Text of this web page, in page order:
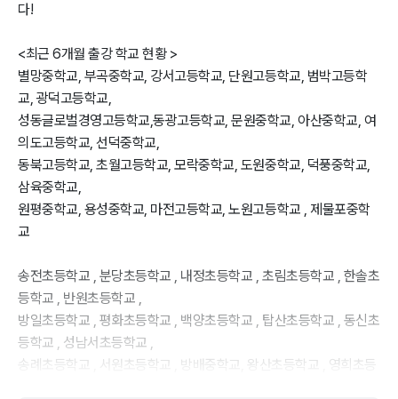
다!
<최근 6개월 출강 학교 현황 >
별망중학교, 부곡중학교, 강서고등학교, 단원고등학교, 범박고등학
교, 광덕고등학교,
성동글로벌경영고등학교,동광고등학교, 문원중학교, 아산중학교, 여
의도고등학교, 선덕중학교,
동북고등학교, 초월고등학교, 모락중학교, 도원중학교, 덕풍중학교,
삼육중학교,
원평중학교, 용성중학교, 마전고등학교, 노원고등학교 , 제물포중학
교
송전초등학교 , 분당초등학교 , 내정초등학교 , 초림초등학교 , 한솔초
등학교 , 반원초등학교 ,
방일초등학교 , 평화초등학교 , 백양초등학교 , 탑산초등학교 , 동신초
등학교 , 성남서초등학교 ,
송례초등학교 , 서원초등학교 , 방배중학교, 왕산초등학교 , 영희초등